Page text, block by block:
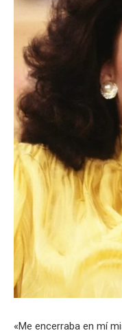
«Me encerraba en mí